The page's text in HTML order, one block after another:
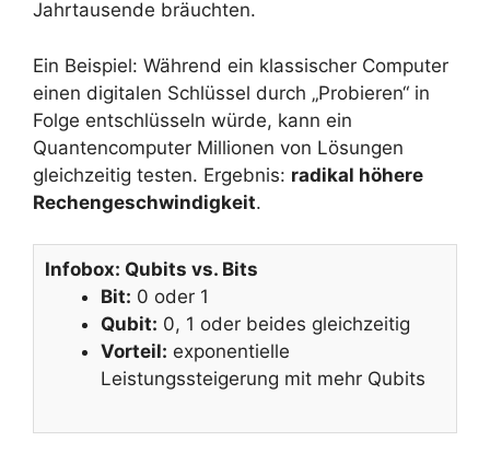
Jahrtausende bräuchten.
Ein Beispiel: Während ein klassischer Computer
einen digitalen Schlüssel durch „Probieren“ in
Folge entschlüsseln würde, kann ein
Quantencomputer Millionen von Lösungen
gleichzeitig testen. Ergebnis: radikal höhere
Rechengeschwindigkeit.
Infobox: Qubits vs. Bits
Bit: 0 oder 1
Qubit: 0, 1 oder beides gleichzeitig
Vorteil: exponentielle
Leistungssteigerung mit mehr Qubits